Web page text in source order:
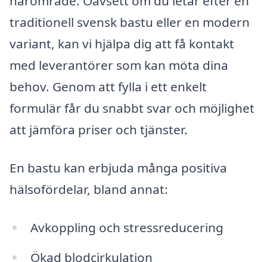
traditionell svensk bastu eller en modern
variant, kan vi hjälpa dig att få kontakt
med leverantörer som kan möta dina
behov. Genom att fylla i ett enkelt
formulär får du snabbt svar och möjlighet
att jämföra priser och tjänster.
En bastu kan erbjuda många positiva
hälsofördelar, bland annat:
Avkoppling och stressreducering
Ökad blodcirkulation